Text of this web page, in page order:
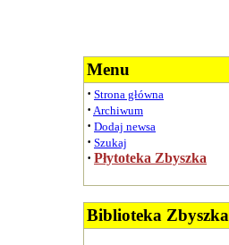
Menu
· Strona główna
· Archiwum
· Dodaj newsa
· Szukaj
· Płytoteka Zbyszka
Biblioteka Zbyszka